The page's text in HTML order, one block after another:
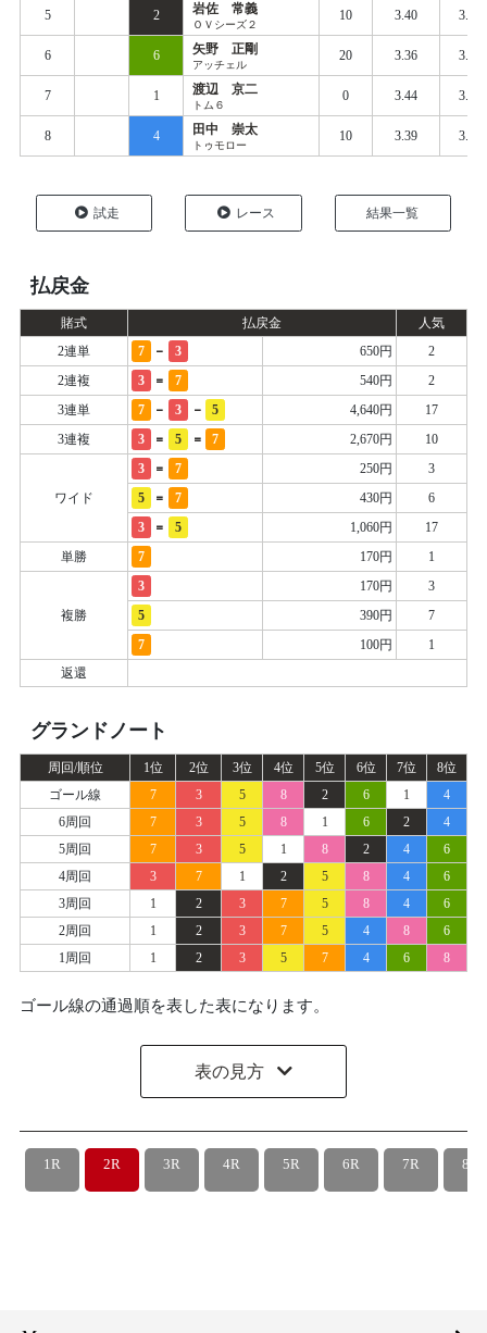
5 2 岩佐 常義
ＯＶシーズ２
10 3.40 3.476
6 6 矢野 正剛
アッチェル
20 3.36 3.465
7 1 渡辺 京二
トム６
0 3.44 3.494
8 4 田中 崇太
トゥモロー
10 3.39 3.495
試走 レース 結果一覧
払戻金
賭式 払戻金
人気
2連単
7 - 3 650円
2
2連複
3 = 7 540円
2
3連単
7 - 3 - 5 4,640円
17
3連複
3 = 5 = 7 2,670円 10
ワイド
3 = 7 250円
3
5
= 7 430円
6
3
= 5 1,060円
17
単勝
7 170円 1
複勝
3 170円
3
5
390円
7
7
100円
1
返還
グランドノート
周回/順位 1位 2位 3位 4位 5位 6位 7位
8位
ゴール線
7 3 5 8 2 6 1
4
6周回
7 3 5 8 1 6 2
4
5周回
7 3 5 1 8 2 4
6
4周回
3 7 1 2 5 8 4
6
3周回
1 2 3 7 5 8 4
6
2周回
1 2 3 7 5 4 8
6
1周回
1 2 3 5 7 4 6 8
ゴール線の通過順を表した表になります。
表の見方
1R 2R 3R 4R 5R 6R 7R 8R